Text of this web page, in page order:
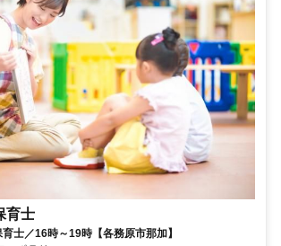
育士
士／16時～19時【各務原市那加】